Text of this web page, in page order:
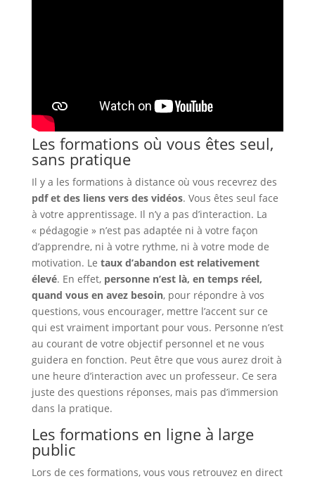
Les formations où vous êtes seul,
sans pratique
Il y a les formations à distance où vous recevrez des
pdf et des liens vers des vidéos. Vous êtes seul face
à votre apprentissage. Il n’y a pas d’interaction. La
« pédagogie » n’est pas adaptée ni à votre façon
d’apprendre, ni à votre rythme, ni à votre mode de
motivation. Le taux d’abandon est relativement
élevé. En effet, personne n’est là, en temps réel,
quand vous en avez besoin, pour répondre à vos
questions, vous encourager, mettre l’accent sur ce
qui est vraiment important pour vous. Personne n’est
au courant de votre objectif personnel et ne vous
guidera en fonction. Peut être que vous aurez droit à
une heure d’interaction avec un professeur. Ce sera
juste des questions réponses, mais pas d’immersion
dans la pratique.
Les formations en ligne à large
public
Lors de ces formations, vous vous retrouvez en direct